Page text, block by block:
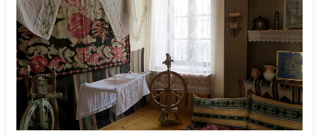
Крыму
мусульманский
монастырь